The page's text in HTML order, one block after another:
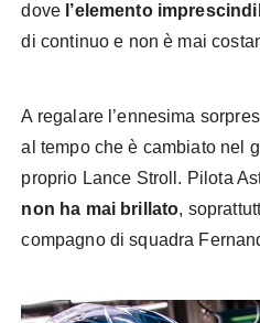
dove l’elemento
di continuo e non è mai
A regalare l’ennesima
al tempo che è cambiato nel
proprio Lance Stroll. Pilota
non ha mai brillato,
compagno di squadra